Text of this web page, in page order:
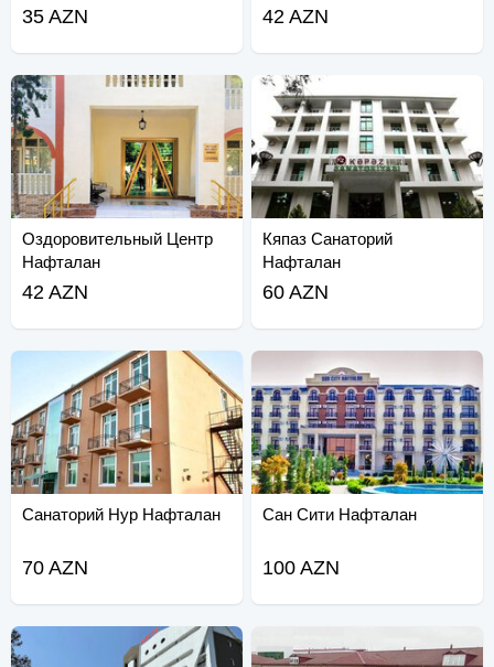
35 AZN 42 AZN
Оздоровительный Центр
Нафталан
42 AZN
Кяпаз Санаторий
Нафталан
60 AZN
Санаторий Нур Нафталан
70 AZN
Сан Сити Нафталан
100 AZN